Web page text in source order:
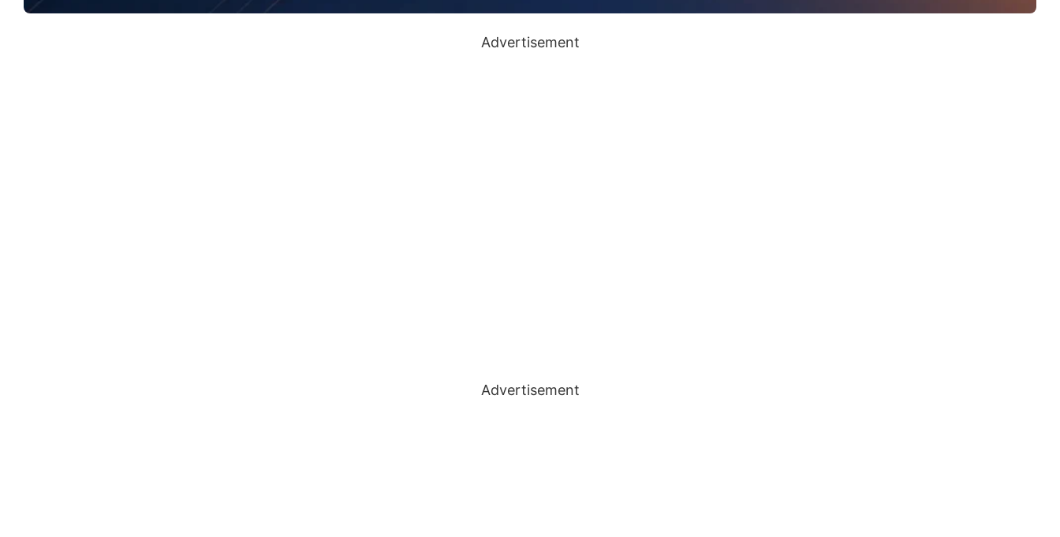
Advertisement
Advertisement